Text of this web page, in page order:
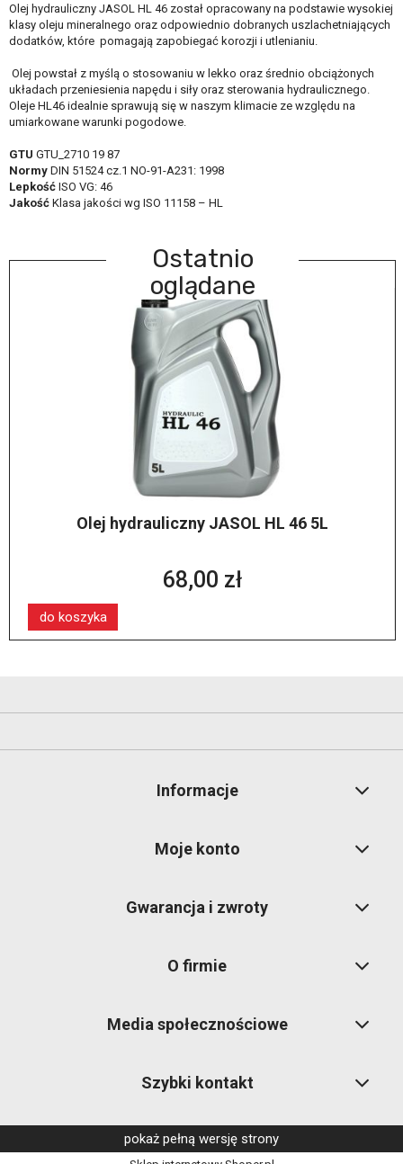
Olej hydrauliczny JASOL HL 46 został opracowany na podstawie wysokiej
klasy oleju mineralnego oraz odpowiednio dobranych uszlachetniających
dodatków, które pomagają zapobiegać korozji i utlenianiu.
Olej powstał z myślą o stosowaniu w lekko oraz średnio obciążonych
układach przeniesienia napędu i siły oraz sterowania hydraulicznego.
Oleje HL46 idealnie sprawują się w naszym klimacie ze względu na
umiarkowane warunki pogodowe.
GTU GTU_2710 19 87
Normy DIN 51524 cz.1 NO-91-A231: 1998
Lepkość ISO VG: 46
Jakość Klasa jakości wg ISO 11158 – HL
Ostatnio
oglądane
Olej hydrauliczny JASOL HL 46 5L
68,00 zł
do koszyka
Informacje
Moje konto
Gwarancja i zwroty
O firmie
Media społecznościowe
Szybki kontakt
pokaż pełną wersję strony